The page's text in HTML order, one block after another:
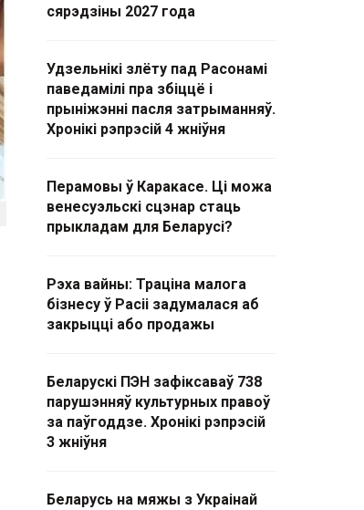
сярэдзіны 2027 года
Удзельнікі злёту пад Расонамі
паведамілі пра збіццё і
прыніжэнні пасля затрыманняў.
Хронікі рэпрэсій 4 жніўня
Перамовы ў Каракасе. Ці можа
венесуэльскі сцэнар стаць
прыкладам для Беларусі?
Рэха вайны: Траціна малога
бізнесу ў Расіі задумалася аб
закрыцці або продажы
Беларускі ПЭН зафіксаваў 738
парушэнняў культурных правоў
за паўгоддзе. Хронікі рэпрэсій
3 жніўня
Беларусь на мяжы з Украінай